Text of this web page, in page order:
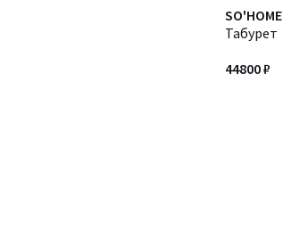
SO'HOME
Табурет
44800 ₽